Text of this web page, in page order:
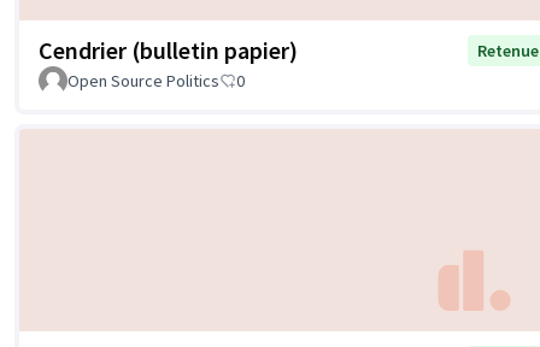
Cendrier (bulletin papier)
Retenue
Open Source Politics
0